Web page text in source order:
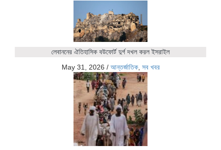
লেবাননের ঐতিহাসিক বউফোর্ট দুর্গ দখল করল ইসরাইল
May 31, 2026 / আন্তর্জাতিক, সব খবর